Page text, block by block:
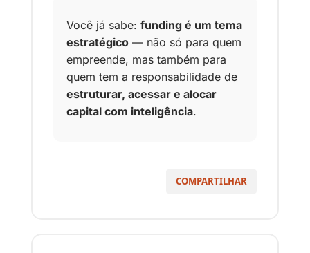
Você já sabe: funding é um tema
estratégico — não só para quem
empreende, mas também para
estruturar, acessar e alocar
capital com inteligência.
COMPARTILHAR